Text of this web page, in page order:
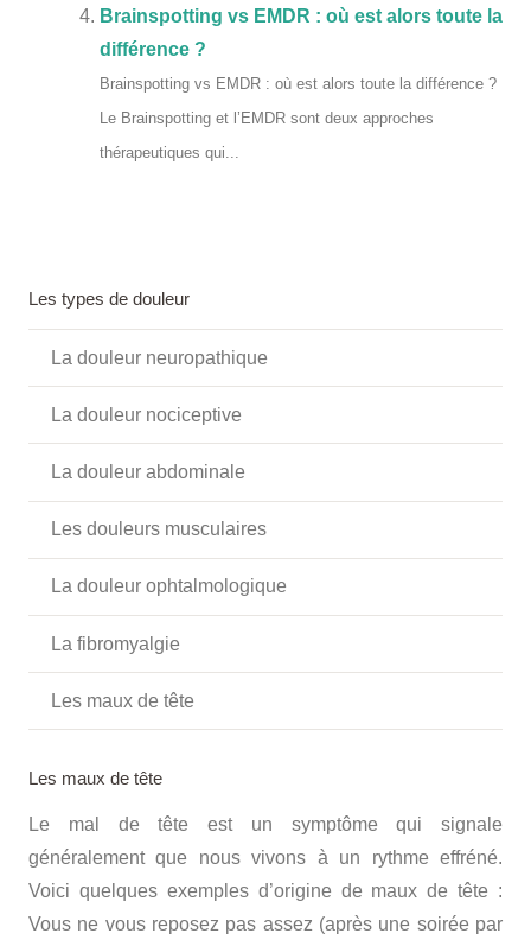
Brainspotting vs EMDR : où est alors toute la
différence ?
Brainspotting vs EMDR : où est alors toute la différence ?
Le Brainspotting et l’EMDR sont deux approches
thérapeutiques qui...
Les types de douleur
La douleur neuropathique
La douleur nociceptive
La douleur abdominale
Les douleurs musculaires
La douleur ophtalmologique
La fibromyalgie
Les maux de tête
Les maux de tête
Le mal de tête est un symptôme qui signale
généralement que nous vivons à un rythme effréné.
Voici quelques exemples d’origine de maux de tête :
Vous ne vous reposez pas assez (après une soirée par